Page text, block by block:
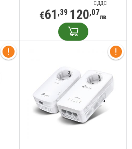
С ДДС
€61 ,39 120,07лв